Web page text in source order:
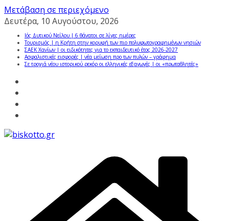
Μετάβαση σε περιεχόμενο
Δευτέρα, 10 Αυγούστου, 2026
Ιός Δυτικού Νείλου | 6 θάνατοι σε λίγες ημέρες
Τουρισμός | η Κρήτη στην κορυφή των πιο πολυφωτογραφημένων νησιών
ΣΑΕΚ Χανίων | οι ειδικότητες για το εκπαιδευτικό έτος 2026-2027
Ασφαλιστικές εισφορές | νέα μείωση προ των πυλών – γράφημα
Σε τροχιά νέου ιστορικού ρεκόρ οι ελληνικές εξαγωγές | οι «πρωταθλητές»